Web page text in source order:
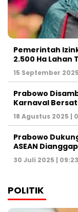
Pemerintah
2.500 Ha Lahan
15 September
Prabowo
Karnaval
18 Agustus 2025 |
Prabowo
ASEAN
30 Juli 2025 |
POLITIK